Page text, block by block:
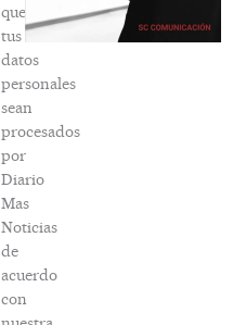
que
tus
datos
personales
sean
procesados
por
Diario
Mas
Noticias
de
acuerdo
con